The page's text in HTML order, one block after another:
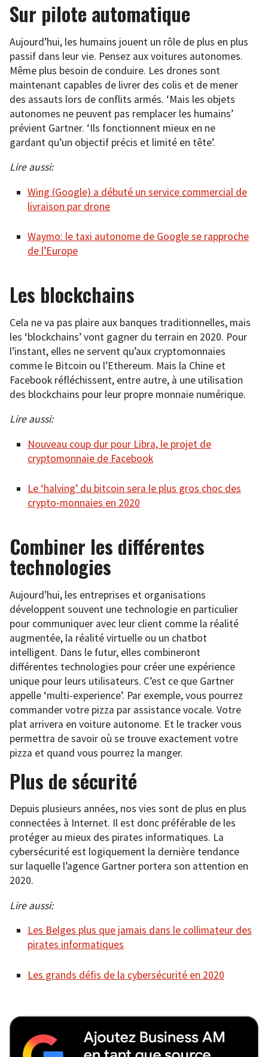
Sur pilote automatique
Aujourd’hui, les humains jouent un rôle de plus en plus
passif dans leur vie. Pensez aux voitures autonomes.
Même plus besoin de conduire. Les drones sont
maintenant capables de livrer des colis et de mener
des assauts lors de conflits armés. ‘Mais les objets
autonomes ne peuvent pas remplacer les humains’
prévient Gartner. ‘Ils fonctionnent mieux en ne
gardant qu’un objectif précis et limité en tête’.
Lire aussi:
Wing (Google) a débuté un service commercial de
livraison par drone
Waymo: le taxi autonome de Google se rapproche
de l’Europe
Les blockchains
Cela ne va pas plaire aux banques traditionnelles, mais
les ‘blockchains’ vont gagner du terrain en 2020. Pour
l’instant, elles ne servent qu’aux cryptomonnaies
comme le Bitcoin ou l’Ethereum. Mais la Chine et
Facebook réfléchissent, entre autre, à une utilisation
des blockchains pour leur propre monnaie numérique.
Lire aussi:
Nouveau coup dur pour Libra, le projet de
cryptomonnaie de Facebook
Le ‘halving’ du bitcoin sera le plus gros choc des
crypto-monnaies en 2020
Combiner les différentes
technologies
Aujourd’hui, les entreprises et organisations
développent souvent une technologie en particulier
pour communiquer avec leur client comme la réalité
augmentée, la réalité virtuelle ou un chatbot
intelligent. Dans le futur, elles combineront
différentes technologies pour créer une expérience
unique pour leurs utilisateurs. C’est ce que Gartner
appelle ‘multi-experience’. Par exemple, vous pourrez
commander votre pizza par assistance vocale. Votre
plat arrivera en voiture autonome. Et le tracker vous
permettra de savoir où se trouve exactement votre
pizza et quand vous pourrez la manger.
Plus de sécurité
Depuis plusieurs années, nos vies sont de plus en plus
connectées à Internet. Il est donc préférable de les
protéger au mieux des pirates informatiques. La
cybersécurité est logiquement la dernière tendance
sur laquelle l’agence Gartner portera son attention en
2020.
Lire aussi:
Les Belges plus que jamais dans le collimateur des
pirates informatiques
Les grands défis de la cybersécurité en 2020